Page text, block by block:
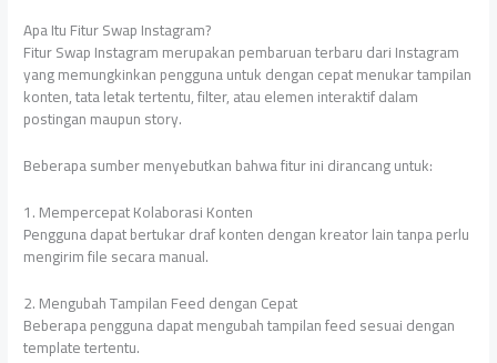
Apa Itu Fitur Swap Instagram?
Fitur Swap Instagram merupakan pembaruan terbaru dari Instagram
yang memungkinkan pengguna untuk dengan cepat menukar tampilan
konten, tata letak tertentu, filter, atau elemen interaktif dalam
postingan maupun story.
Beberapa sumber menyebutkan bahwa fitur ini dirancang untuk:
1. Mempercepat Kolaborasi Konten
Pengguna dapat bertukar draf konten dengan kreator lain tanpa perlu
mengirim file secara manual.
2. Mengubah Tampilan Feed dengan Cepat
Beberapa pengguna dapat mengubah tampilan feed sesuai dengan
template tertentu.